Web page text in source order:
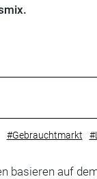
#Gebrauchtmarkt
basieren auf